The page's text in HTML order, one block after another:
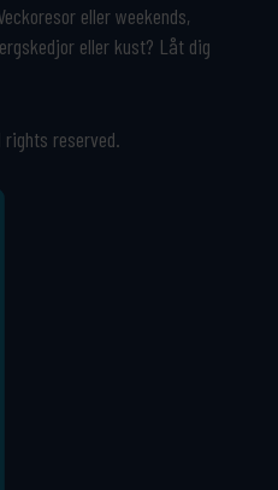
eller weekends,
eller kust? Låt dig
reserved.